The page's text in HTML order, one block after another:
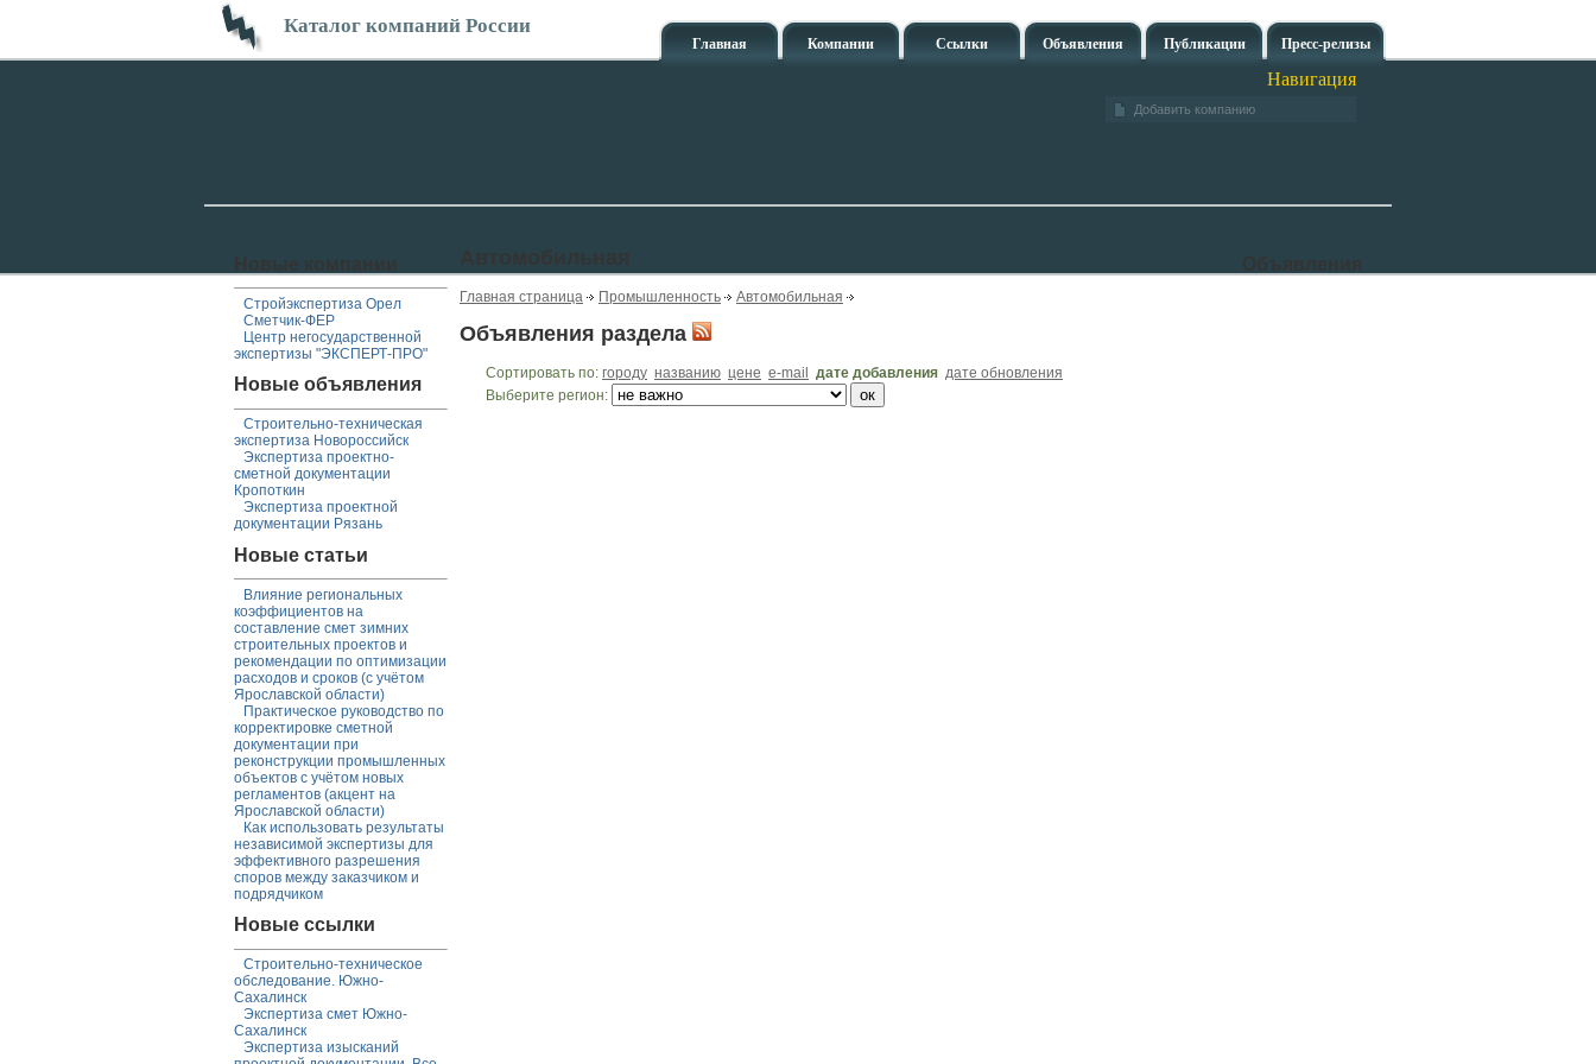
Каталог компаний России
Главная Компании Ссылки Объявления Публикации Пресс-релизы
Навигация
Добавить компанию
Стройэкспертиза Орел
Сметчик-ФЕР
Центр негосударственной
экспертизы "ЭКСПЕРТ-ПРО"
Новые объявления
Строительно-техническая
экспертиза Новороссийск
Экспертиза проектно-
сметной документации
Кропоткин
Экспертиза проектной
документации Рязань
Новые статьи
Влияние региональных
коэффициентов на
составление смет зимних
строительных проектов и
рекомендации по оптимизации
расходов и сроков (с учётом
Ярославской области)
Практическое руководство по
корректировке сметной
документации при
реконструкции промышленных
объектов с учётом новых
регламентов (акцент на
Ярославской области)
Как использовать результаты
независимой экспертизы для
эффективного разрешения
споров между заказчиком и
подрядчиком
Новые ссылки
Строительно-техническое
обследование. Южно-
Сахалинск
Экспертиза смет Южно-
Сахалинск
Экспертиза изысканий
Главная страница Промышленность Автомобильная
Объявления раздела
Сортировать по: городу названию цене e-mail дате добавления дате обновления
Выберите регион: